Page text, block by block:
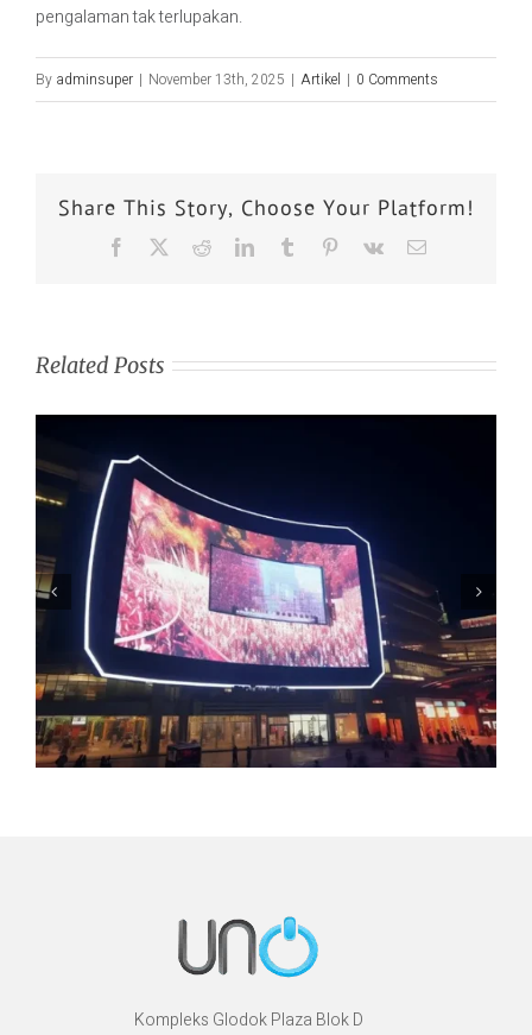
pengalaman tak terlupakan.
By adminsuper | November 13th, 2025 | Artikel | 0 Comments
Share This Story, Choose Your Platform!
Related Posts
Kompleks Glodok Plaza Blok D